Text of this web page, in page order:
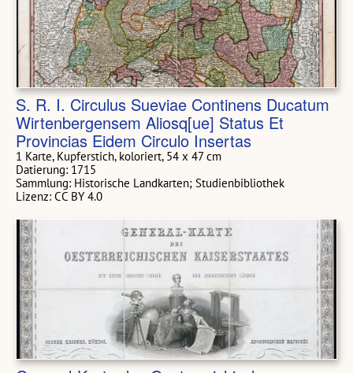
S. R. I. Circulus Sueviae Continens Ducatum
Wirtenbergensem Aliosq[ue] Status Et
Provincias Eidem Circulo Insertas
1 Karte, Kupferstich, koloriert, 54 x 47 cm
Datierung: 1715
Sammlung: Historische Landkarten; Studienbibliothek
Lizenz: CC BY 4.0